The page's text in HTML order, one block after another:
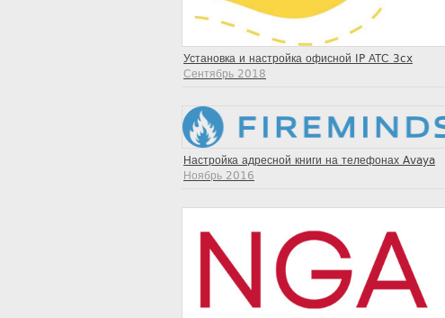
Установка и настройка офисной IP АТС 3cx
Сентябрь 2018
Настройка адресной книги на телефонах Avaya
Ноябрь 2016